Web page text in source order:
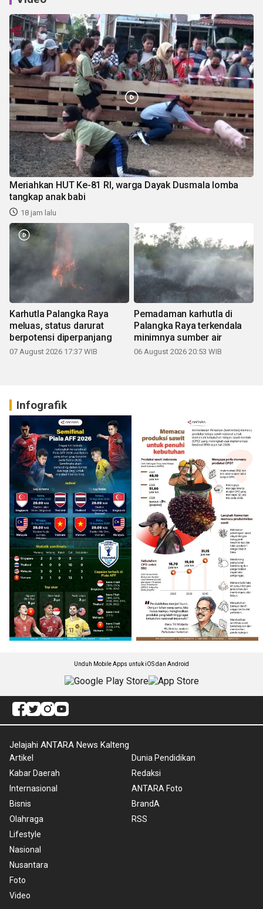
Meriahkan HUT Ke-81 RI, warga Dayak Dusmala lomba
tangkap anak babi
18 jam lalu
Karhutla Palangka Raya
meluas, status darurat
berpotensi diperpanjang
07 August 2026 17:37 WIB
Pemadaman karhutla di
Palangka Raya terkendala
minimnya sumber air
06 August 2026 20:53 WIB
Infografik
Unduh Mobile Apps untuk iOS dan Android
Jelajahi ANTARA News Kalteng
Artikel
Kabar Daerah
Internasional
Bisnis
Olahraga
Lifestyle
Nasional
Nusantara
Foto
Video
Dunia Pendidikan
Redaksi
ANTARA Foto
BrandA
RSS